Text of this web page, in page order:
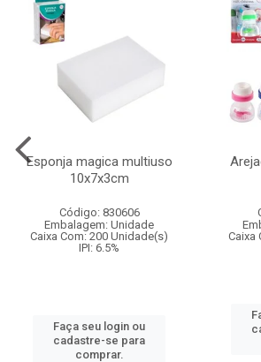
Esponja magica multiuso
10x7x3cm
Código: 830606
Embalagem: Unidade
Caixa Com: 200 Unidade(s)
IPI: 6.5%
Faça seu login ou
cadastre-se para
comprar.
Caixa